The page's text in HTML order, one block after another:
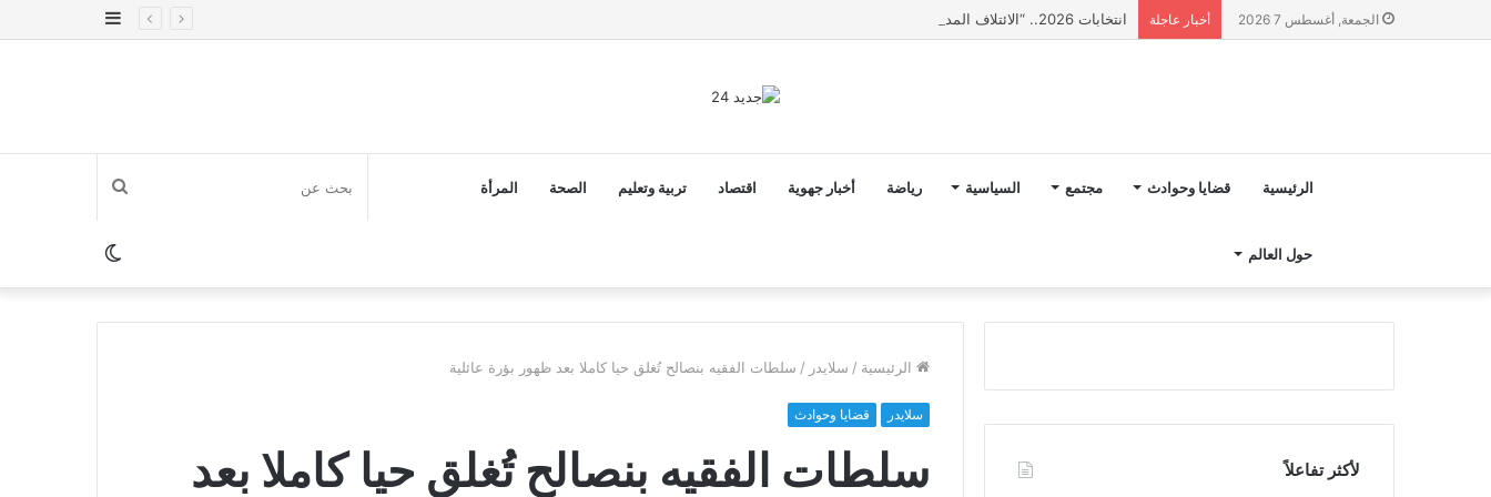
الجمعة, أغسطس 7 2026 أخبار عاجلة انتخابات 2026.. “الائتلاف المدني من أجل الجبل” يرفع عشرة مطالب أمام الأحزاب لإنصاف المناطق الجبلية
إضافة
الرئيسية قضايا وحوادث مجتمع السياسية رياضة أخبار جهوية اقتصاد تربية وتعليم الصحة المرأة
حول العالم
بحث
عنالوضع
المظلم
الرئيسية / سلايدر / سلطات الفقيه بنصالح تُغلق حيا كاملا ‎بعد ظهور بؤرة عائلية
سلايدر قضايا وحوادث
سلطات الفقيه بنصالح تُغلق حيا كاملا ‎بعد
لأكثر تفاعلاً